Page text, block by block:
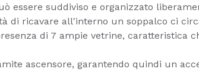
essere suddiviso e organizzato
di ricavare all'interno un soppalco ci
di 7 ampie vetrine, caratteristica
ascensore, garantendo quindi un